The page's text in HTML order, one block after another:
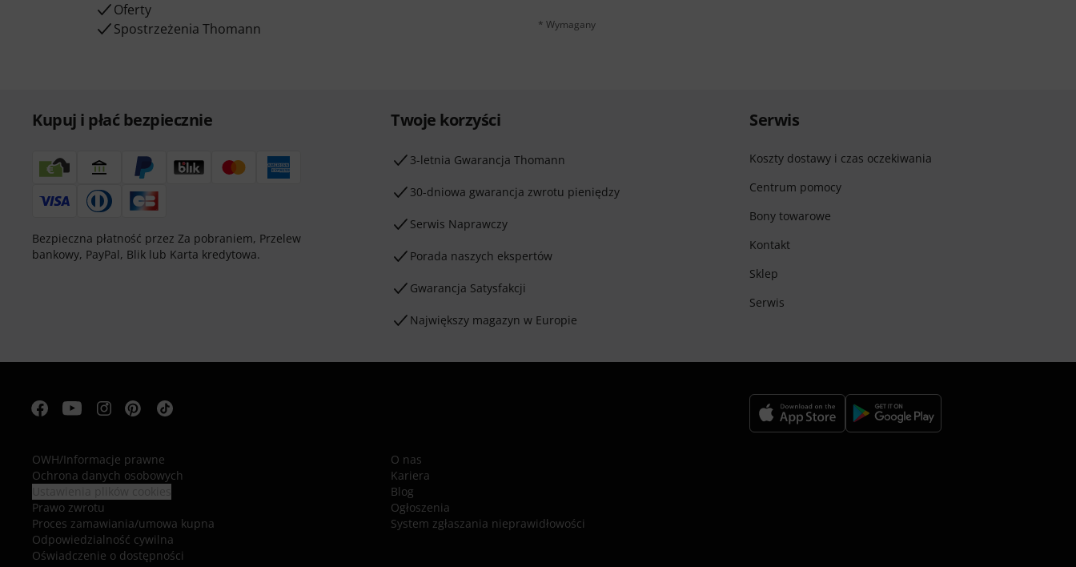
Oferty
Spostrzeżenia Thomann
* Wymagany
Kupuj i płać bezpiecznie
Bezpieczna płatność przez Za pobraniem, Przelew
bankowy, PayPal, Blik lub Karta kredytowa.
Twoje korzyści
3-letnia Gwarancja Thomann
30-dniowa gwarancja zwrotu pieniędzy
Serwis Naprawczy
Porada naszych ekspertów
Gwarancja Satysfakcji
Największy magazyn w Europie
Serwis
Koszty dostawy i czas oczekiwania
Centrum pomocy
Bony towarowe
Kontakt
Sklep
Serwis
OWH/Informacje prawne
Ochrona danych osobowych
Prawo zwrotu
Proces zamawiania/umowa kupna
Odpowiedzialność cywilna
Oświadczenie o dostępności
O nas
Kariera
Blog
Ogłoszenia
System zgłaszania nieprawidłowości